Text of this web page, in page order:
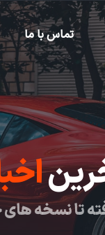
تماس با ما
تا نسخه